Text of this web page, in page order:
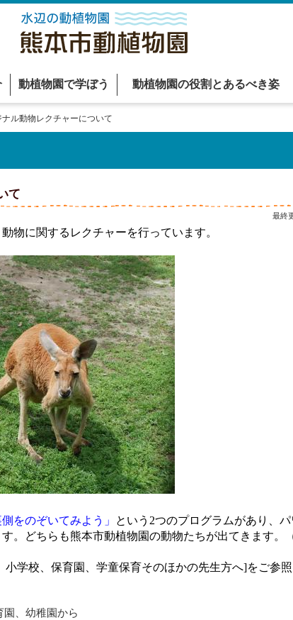
動植物園で学ぼう 動植物園の役割とあるべき姿
ル動物レクチャーについて
て
最終
に関するレクチャーを行っています。
をのぞいてみよう」 という 2つのプログラムがあり、
。どちらも熊本市動植物園の動物たちが出てきます。
小学校、保育園、学童保育そのほかの先生方へ]をご参
園、幼稚園から